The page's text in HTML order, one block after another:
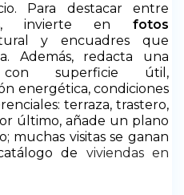
Para destacar entre
invierte en fotos
y encuadres que
Además, redacta una
superficie útil,
energética, condiciones
terraza, trastero,
último, añade un plano
muchas visitas se ganan
de viviendas en